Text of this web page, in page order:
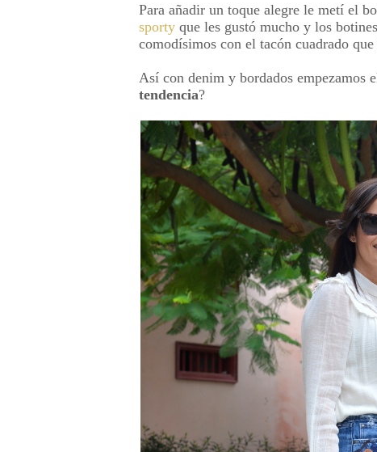
Para añadir un toque alegre le metí el
sporty que les gustó mucho y los
comodísimos con el tacón cuadrado que
Así con denim y bordados empezamos
tendencia?